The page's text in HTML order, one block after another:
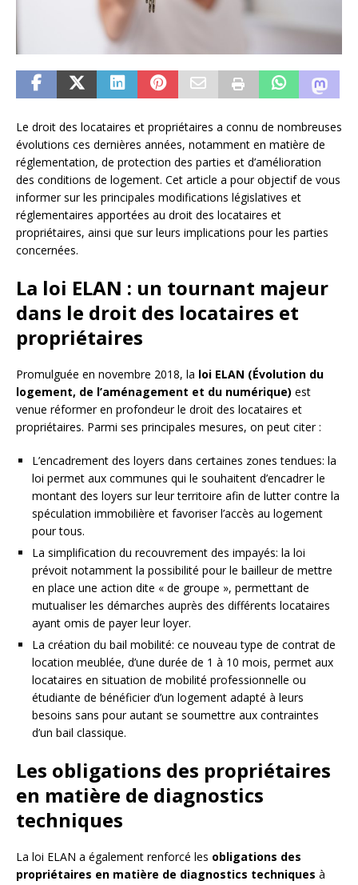
Le droit des locataires et propriétaires a connu de nombreuses
évolutions ces dernières années, notamment en matière de
réglementation, de protection des parties et d’amélioration
des conditions de logement. Cet article a pour objectif de vous
informer sur les principales modifications législatives et
réglementaires apportées au droit des locataires et
propriétaires, ainsi que sur leurs implications pour les parties
concernées.
La loi ELAN : un tournant majeur
dans le droit des locataires et
propriétaires
Promulguée en novembre 2018, la loi ELAN (Évolution du
logement, de l’aménagement et du numérique) est
venue réformer en profondeur le droit des locataires et
propriétaires. Parmi ses principales mesures, on peut citer :
L’encadrement des loyers dans certaines zones tendues: la
loi permet aux communes qui le souhaitent d’encadrer le
montant des loyers sur leur territoire afin de lutter contre la
spéculation immobilière et favoriser l’accès au logement
pour tous.
La simplification du recouvrement des impayés: la loi
prévoit notamment la possibilité pour le bailleur de mettre
en place une action dite « de groupe », permettant de
mutualiser les démarches auprès des différents locataires
ayant omis de payer leur loyer.
La création du bail mobilité: ce nouveau type de contrat de
location meublée, d’une durée de 1 à 10 mois, permet aux
locataires en situation de mobilité professionnelle ou
étudiante de bénéficier d’un logement adapté à leurs
besoins sans pour autant se soumettre aux contraintes
d’un bail classique.
Les obligations des propriétaires
en matière de diagnostics
techniques
La loi ELAN a également renforcé les obligations des
propriétaires en matière de diagnostics techniques à